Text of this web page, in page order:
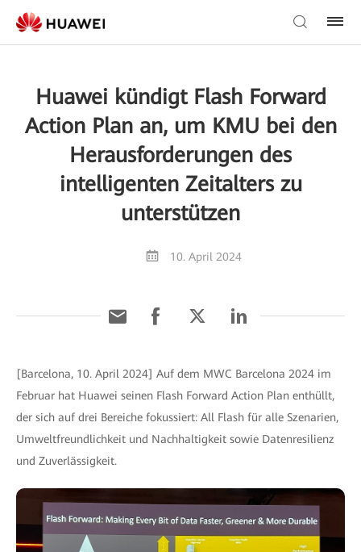
Huawei kündigt Flash Forward
Action Plan an, um KMU bei den
Herausforderungen des
intelligenten Zeitalters zu
unterstützen
10. April 2024
[Barcelona, 10. April 2024] Auf dem MWC Barcelona 2024 im
Februar hat Huawei seinen Flash Forward Action Plan enthüllt,
der sich auf drei Bereiche fokussiert: All Flash für alle Szenarien,
Umweltfreundlichkeit und Nachhaltigkeit sowie Datenresilienz
und Zuverlässigkeit.